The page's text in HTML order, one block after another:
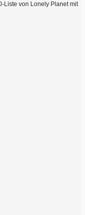
Liste von Lonely Planet mit